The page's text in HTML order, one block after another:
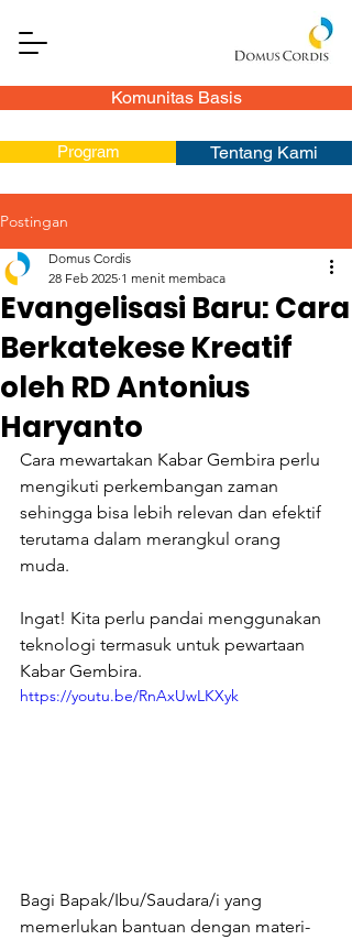
Komunitas Basis
Program Tentang Kami
Postingan
Evangelisasi Baru: Cara
Berkatekese Kreatif
oleh RD Antonius
Haryanto
Domus Cordis
28 Feb 2025 1 menit membaca
Cara mewartakan Kabar Gembira perlu
mengikuti perkembangan zaman
sehingga bisa lebih relevan dan efektif
terutama dalam merangkul orang
muda.
Ingat! Kita perlu pandai menggunakan
teknologi termasuk untuk pewartaan
Kabar Gembira.
https://youtu.be/RnAxUwLKXyk
Bagi Bapak/Ibu/Saudara/i yang
memerlukan bantuan dengan materi-